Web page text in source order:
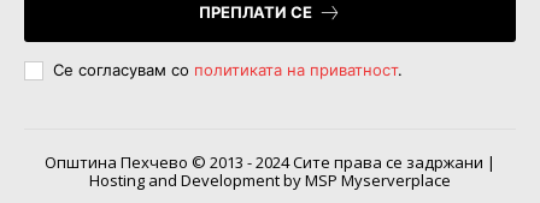
ПРЕПЛАТИ СЕ
Се согласувам со политиката на приватност.
Општина Пехчево © 2013 - 2024 Сите права се задржани |
Hosting and Development by MSP Myserverplace